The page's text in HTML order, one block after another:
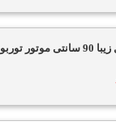
هود درسا مدل زیبا 90 سانتی موتور توربو